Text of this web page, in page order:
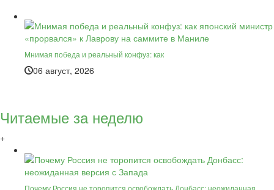
Мнимая победа и реальный конфуз: как
06 август, 2026
Читаемые за неделю
+